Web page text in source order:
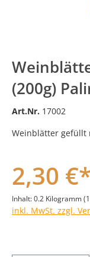
(200g)
Art.Nr. 17002
Weinblätter gefüllt
2,30
Inhalt:0.2 Kilogramm
inkl. MwSt. zzgl.